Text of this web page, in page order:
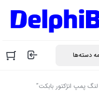
پمپ انژکتور بابکت”